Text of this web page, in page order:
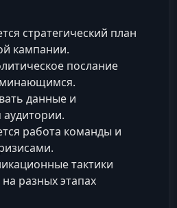
стратегический план
кампании.
послание
данные и
аудитории.
работа команды и
тактики
разных этапах